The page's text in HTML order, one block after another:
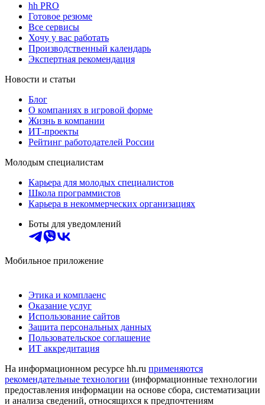
hh PRO
Готовое резюме
Все сервисы
Хочу у вас работать
Производственный календарь
Экспертная рекомендация
Новости и статьи
Блог
О компаниях в игровой форме
Жизнь в компании
ИТ-проекты
Рейтинг работодателей России
Молодым специалистам
Карьера для молодых специалистов
Школа программистов
Карьера в некоммерческих организациях
Боты для уведомлений
Мобильное приложение
Этика и комплаенс
Оказание услуг
Использование сайтов
Защита персональных данных
Пользовательское соглашение
ИТ аккредитация
На информационном ресурсе hh.ru применяются
рекомендательные технологии (информационные технологии
предоставления информации на основе сбора, систематизации
и анализа сведений, относящихся к предпочтениям